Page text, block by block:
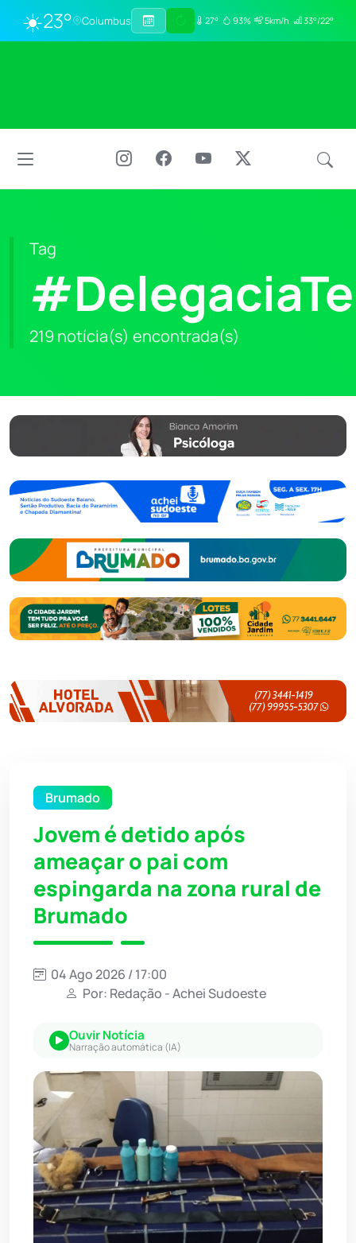
☀️23° Columbus 27° 93% 5km/h 33°/22°
Tag
219 notícia(s) encontrada(s)
Brumado
Jovem é detido após
ameaçar o pai com
espingarda na zona rural de
Brumado
04 Ago 2026 / 17:00
Por: Redação - Achei Sudoeste
Ouvir Notícia
Narração automática (IA)